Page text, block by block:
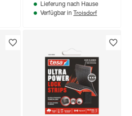
Lieferung nach Hause
Verfügbar in Troisdorf